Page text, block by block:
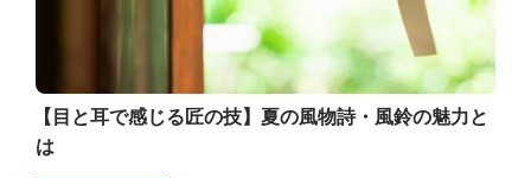
【目と耳で感じる匠の技】夏の風物詩・風鈴の魅力と
は